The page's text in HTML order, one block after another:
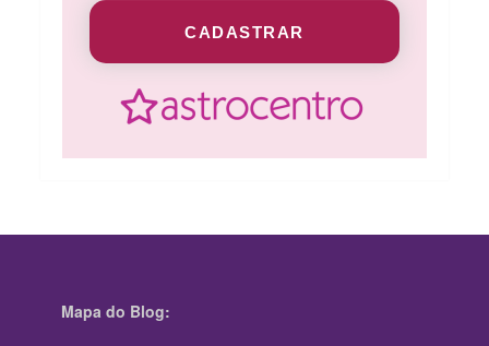
CADASTRAR
Mapa do Blog: